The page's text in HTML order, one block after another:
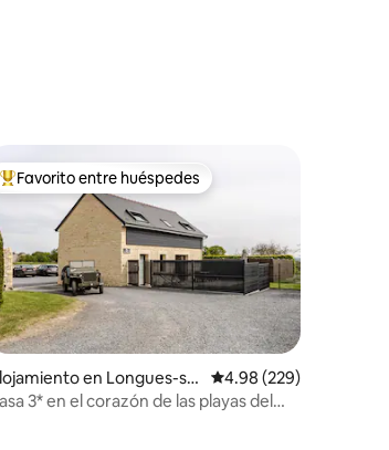
4.97 de 5, 209 reseñas
4.98 de 5, 213 reseñas
Favorito entre huéspedes preferido
Favorito entre huéspedes
en Longues-su
Calificación promedio:
4.98 (229)
3* en el corazón de las playas del